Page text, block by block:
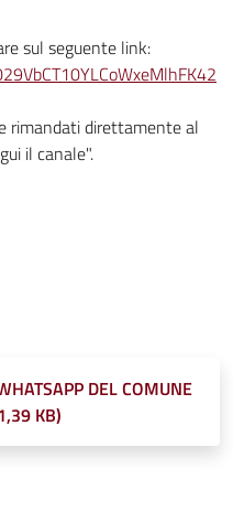
sul seguente link:
rimandati direttamente al
il canale".
DEL COMUNE
KB)